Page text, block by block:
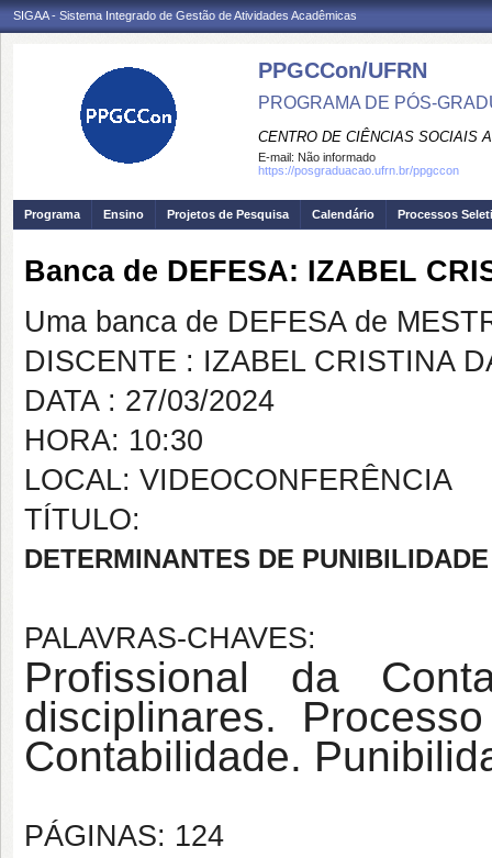
SIGAA - Sistema Integrado de Gestão de Atividades Acadêmicas
PPGCCon/UFRN
PROGRAMA DE PÓS-
CENTRO DE CIÊNCIAS SOCIAIS
E-mail: Não informado
https://posgraduacao.ufrn.br/ppgccon
Programa Ensino Projetos de Pesquisa Calendário Processos
Banca de DEFESA: IZABEL
Uma banca de DEFESA de
DISCENTE : IZABEL CRISTINA
DATA : 27/03/2024
HORA: 10:30
LOCAL: VIDEOCONFERÊNCIA
TÍTULO:
DETERMINANTES DE
PALAVRAS-CHAVES:
Profissional da
disciplinares.
Contabilidade.
PÁGINAS: 124